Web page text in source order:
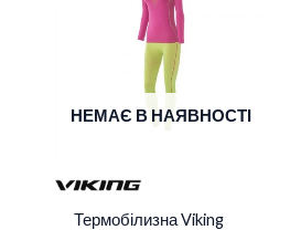
НЕМАЄ В НАЯВНОСТІ
Термобілизна Viking